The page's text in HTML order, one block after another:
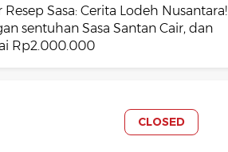
Sasa: Cerita Lodeh Nusantara!
sentuhan Sasa Santan Cair, dan
Rp2.000.000
CLOSED